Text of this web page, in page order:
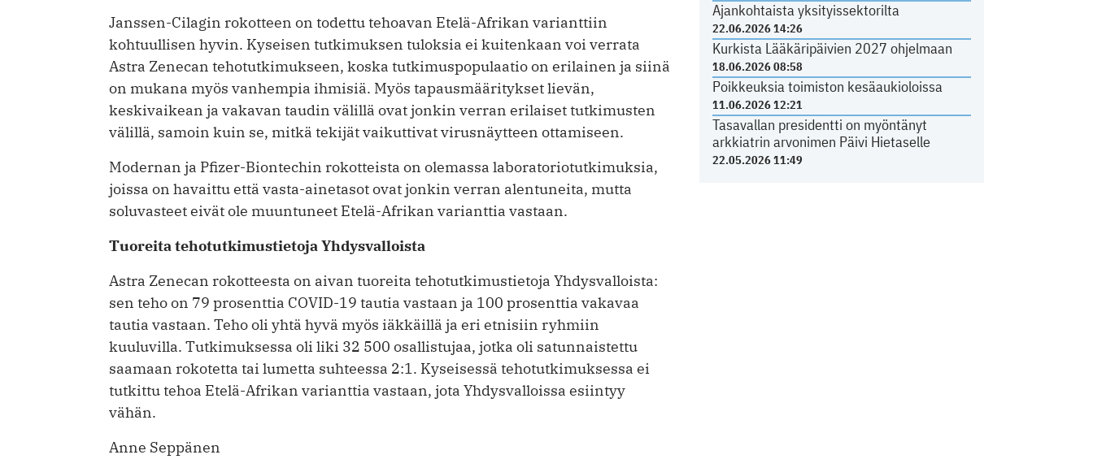
Ajankohtaista yksityissektorilta
22.06.2026 14:26
Kurkista Lääkäripäivien 2027 ohjelmaan
18.06.2026 08:58
Poikkeuksia toimiston kesäaukioloissa
11.06.2026 12:21
Tasavallan presidentti on myöntänyt
arkkiatrin arvonimen Päivi Hietaselle
22.05.2026 11:49
Janssen-Cilagin rokotteen on todettu tehoavan Etelä-Afrikan varianttiin
kohtuullisen hyvin. Kyseisen tutkimuksen tuloksia ei kuitenkaan voi verrata
Astra Zenecan tehotutkimukseen, koska tutkimuspopulaatio on erilainen ja siinä
on mukana myös vanhempia ihmisiä. Myös tapausmääritykset lievän,
keskivaikean ja vakavan taudin välillä ovat jonkin verran erilaiset tutkimusten
välillä, samoin kuin se, mitkä tekijät vaikuttivat virusnäytteen ottamiseen.
Modernan ja Pfizer-Biontechin rokotteista on olemassa laboratoriotutkimuksia,
joissa on havaittu että vasta-ainetasot ovat jonkin verran alentuneita, mutta
soluvasteet eivät ole muuntuneet Etelä-Afrikan varianttia vastaan.
Tuoreita tehotutkimustietoja Yhdysvalloista
Astra Zenecan rokotteesta on aivan tuoreita tehotutkimustietoja Yhdysvalloista:
sen teho on 79 prosenttia COVID-19 tautia vastaan ja 100 prosenttia vakavaa
tautia vastaan. Teho oli yhtä hyvä myös iäkkäillä ja eri etnisiin ryhmiin
kuuluvilla. Tutkimuksessa oli liki 32 500 osallistujaa, jotka oli satunnaistettu
saamaan rokotetta tai lumetta suhteessa 2:1. Kyseisessä tehotutkimuksessa ei
tutkittu tehoa Etelä-Afrikan varianttia vastaan, jota Yhdysvalloissa esiintyy
vähän.
Anne Seppänen